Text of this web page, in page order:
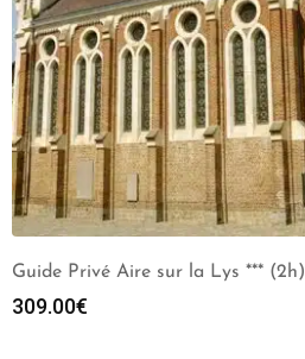
Guide Privé Aire sur la Lys *** (2h)
309.00€